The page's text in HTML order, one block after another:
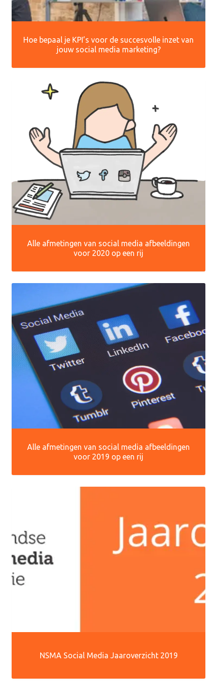
Hoe bepaal je KPI’s voor de succesvolle inzet van
jouw social media marketing?
Alle afmetingen van social media afbeeldingen
voor 2020 op een rij
Alle afmetingen van social media afbeeldingen
voor 2019 op een rij
NSMA Social Media Jaaroverzicht 2019